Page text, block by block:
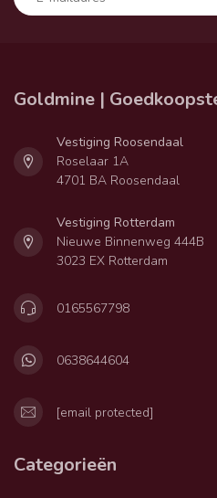
Goldmine |
Vestiging Roosendaal
Roselaar 1A
4701 BA Roosendaal
Vestiging Rotterdam
Nieuwe Binnenweg 444B
3023 EX Rotterdam
0165567798
0638644604
[email protected]
Categorieën